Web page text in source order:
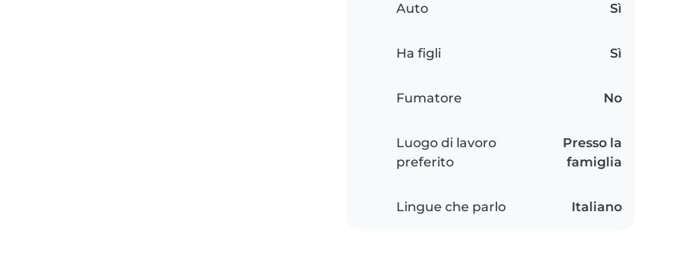
Auto Sì
Ha figli Sì
Fumatore No
Luogo di lavoro
preferito
Presso la
famiglia
Lingue che parlo Italiano